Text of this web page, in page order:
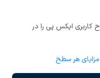
کاربری ایکس پی را در
مزایای هر سطح